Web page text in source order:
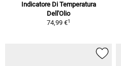
Indicatore Di Temperatura
Dell'Olio
74,99 €1